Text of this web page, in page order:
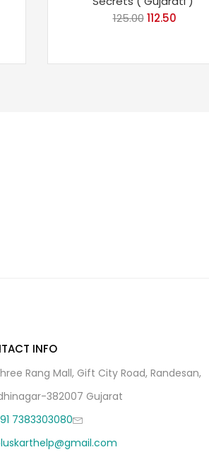
125.00 Original
112.50Current
INFO
Rang Mall, Gift City Road, Randesan,
382007 Gujarat
7383303080